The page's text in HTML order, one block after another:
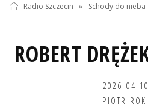
Radio Szczecin » Schody do nieba
ROBERT
2026-04-10
PIOTR